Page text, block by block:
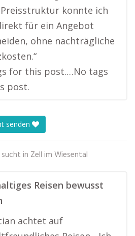
konnte ich
für ein Angebot
ohne nachträgliche
for this post.…No tags
post.
senden
sucht in Zell im Wiesental
Reisen bewusst
achtet auf